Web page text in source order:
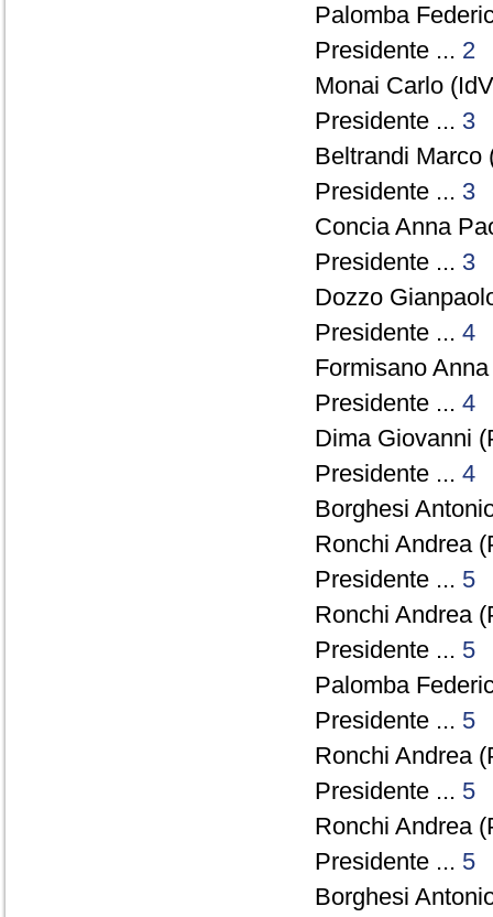
Palomba
Presidente ... 2
Monai Carlo
Presidente ... 3
Beltrandi
Presidente ... 3
Concia Anna
Presidente ... 3
Dozzo
Presidente ... 4
Formisano
Presidente ... 4
Dima Giovanni
Presidente ... 4
Borghesi
Ronchi Andrea
Presidente ... 5
Ronchi Andrea
Presidente ... 5
Palomba
Presidente ... 5
Ronchi Andrea
Presidente ... 5
Ronchi Andrea
Presidente ... 5
Borghesi